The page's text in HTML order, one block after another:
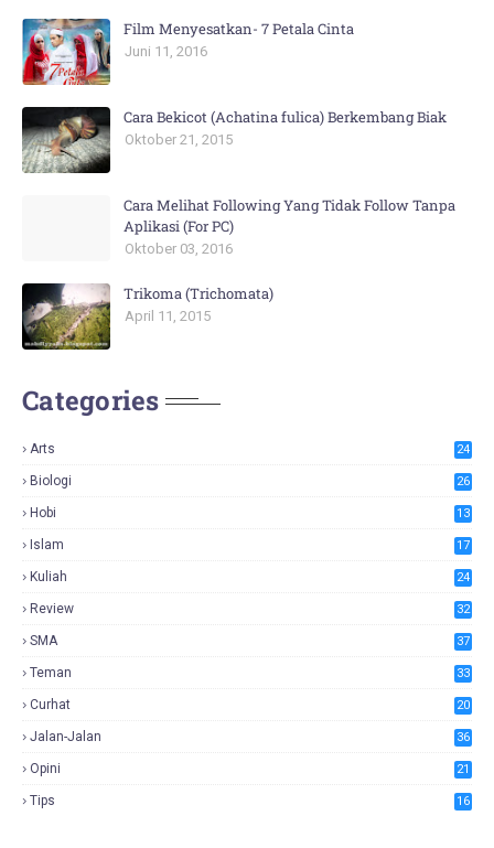
Film Menyesatkan- 7 Petala Cinta
Juni 11, 2016
Cara Bekicot (Achatina fulica) Berkembang Biak
Oktober 21, 2015
Cara Melihat Following Yang Tidak Follow Tanpa
Aplikasi (For PC)
Oktober 03, 2016
Trikoma (Trichomata)
April 11, 2015
Categories
Arts 24
Biologi 26
Hobi 13
Islam 17
Kuliah 24
Review 32
SMA 37
Teman 33
Curhat 20
Jalan-Jalan 36
Opini 21
Tips 16